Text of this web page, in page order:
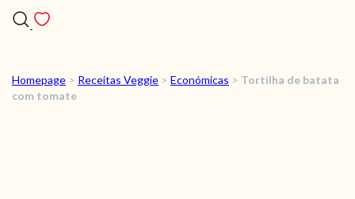
RECEITAS
Homepage > Receitas Veggie > Económicas > Tortilha de batata
com tomate